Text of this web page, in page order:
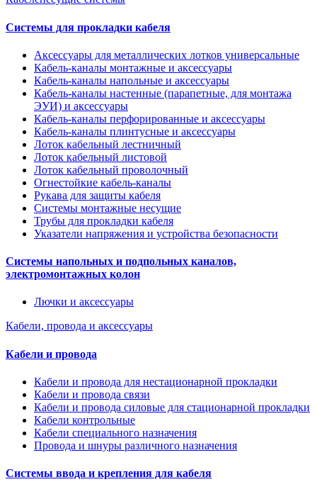
Системы для прокладки кабеля
Аксессуары для металлических лотков универсальные
Кабель-каналы монтажные и аксессуары
Кабель-каналы напольные и аксессуары
Кабель-каналы настенные (парапетные, для монтажа
ЭУИ) и аксессуары
Кабель-каналы перфорированные и аксессуары
Кабель-каналы плинтусные и аксессуары
Лоток кабельный лестничный
Лоток кабельный листовой
Лоток кабельный проволочный
Огнестойкие кабель-каналы
Рукава для защиты кабеля
Системы монтажные несущие
Трубы для прокладки кабеля
Указатели напряжения и устройства безопасности
Системы напольных и подпольных каналов,
электромонтажных колон
Лючки и аксессуары
Кабели, провода и аксессуары
Кабели и провода
Кабели и провода для нестационарной прокладки
Кабели и провода связи
Кабели и провода силовые для стационарной прокладки
Кабели контрольные
Кабели специального назначения
Провода и шнуры различного назначения
Системы ввода и крепления для кабеля